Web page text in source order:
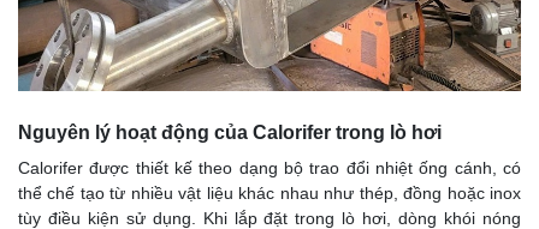
Nguyên lý hoạt động của Calorifer trong lò hơi
Calorifer được thiết kế theo dạng bộ trao đổi nhiệt ống cánh, có
thể chế tạo từ nhiều vật liệu khác nhau như thép, đồng hoặc inox
tùy điều kiện sử dụng. Khi lắp đặt trong lò hơi, dòng khói nóng